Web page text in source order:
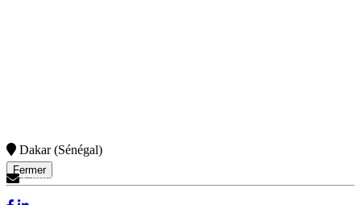
Fermer
Dakar (Sénégal)
Contactez-Nous